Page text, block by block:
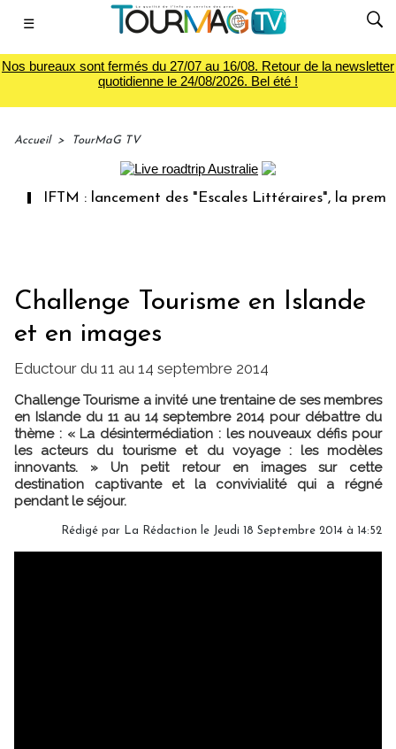
☰
Nos bureaux sont fermés du 27/07 au 16/08. Retour de la newsletter
quotidienne le 24/08/2026. Bel été !
Accueil > TourMaG TV
IFTM : lancement des "Escales Littéraires", la première
Challenge Tourisme en Islande
et en images
Eductour du 11 au 14 septembre 2014
Challenge Tourisme a invité une trentaine de ses membres
en Islande du 11 au 14 septembre 2014 pour débattre du
thème : « La désintermédiation : les nouveaux défis pour
les acteurs du tourisme et du voyage : les modèles
innovants. » Un petit retour en images sur cette
destination captivante et la convivialité qui a régné
pendant le séjour.
Rédigé par La Rédaction le Jeudi 18 Septembre 2014 à 14:52